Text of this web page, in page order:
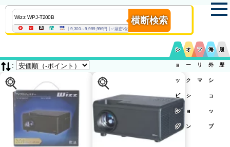
| 9,300～9,999,999円 | ✅厳密検索
横断検索
シ
ョ
ッ
ピ
ン
グ
オ
ー
ク
シ
ョ
ン
フ
リ
マ
海
外
シ
ョ
ッ
プ
履
歴
: